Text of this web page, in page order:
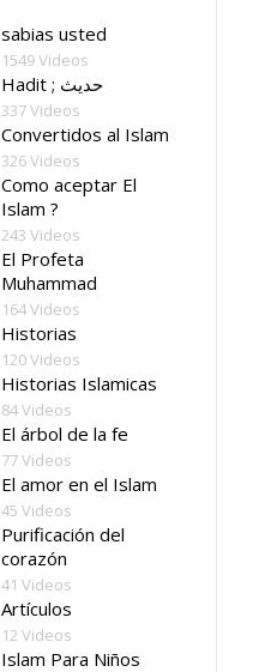
sabias usted
1549 Videos
Hadit ; حديث
337 Videos
Convertidos al Islam
326 Videos
Como aceptar El
Islam ?
243 Videos
El Profeta
Muhammad
164 Videos
Historias
120 Videos
Historias Islamicas
84 Videos
El árbol de la fe
77 Videos
El amor en el Islam
45 Videos
Purificación del
corazón
41 Videos
Artículos
12 Videos
Islam Para Niños